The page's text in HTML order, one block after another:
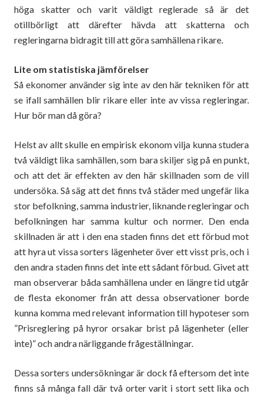
höga skatter och varit väldigt reglerade så är det
otillbörligt att därefter hävda att skatterna och
regleringarna bidragit till att göra samhällena rikare.
Lite om statistiska jämförelser
Så ekonomer använder sig inte av den här tekniken för att
se ifall samhällen blir rikare eller inte av vissa regleringar.
Hur bör man då göra?
Helst av allt skulle en empirisk ekonom vilja kunna studera
två väldigt lika samhällen, som bara skiljer sig på en punkt,
och att det är effekten av den här skillnaden som de vill
undersöka. Så säg att det finns två städer med ungefär lika
stor befolkning, samma industrier, liknande regleringar och
befolkningen har samma kultur och normer. Den enda
skillnaden är att i den ena staden finns det ett förbud mot
att hyra ut vissa sorters lägenheter över ett visst pris, och i
den andra staden finns det inte ett sådant förbud. Givet att
man observerar båda samhällena under en längre tid utgår
de flesta ekonomer från att dessa observationer borde
kunna komma med relevant information till hypoteser som
”Prisreglering på hyror orsakar brist på lägenheter (eller
inte)” och andra närliggande frågeställningar.
Dessa sorters undersökningar är dock få eftersom det inte
finns så många fall där två orter varit i stort sett lika och